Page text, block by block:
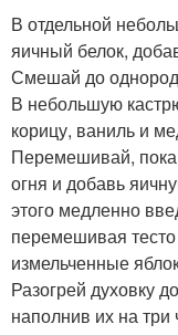
В отдельной
яичный белок,
Смешай до
В небольшую
корицу, ваниль и
Перемешивай, пока
огня и добавь
этого медленно
перемешивая
измельченные
Разогрей духовку
наполнив их на три